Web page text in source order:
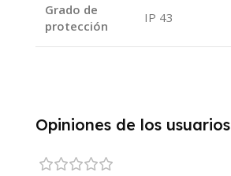
Grado de
protección
IP 43
Opiniones de los usuarios